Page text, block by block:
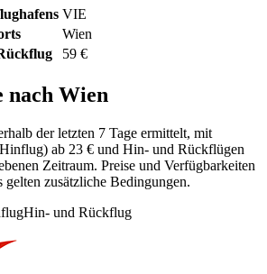
VIE
Wien
59 €
nach Wien
der letzten 7 Tage ermittelt, mit
ab 23 € und Hin- und Rückflügen
Zeitraum. Preise und Verfügbarkeiten
gelten zusätzliche Bedingungen.
Hin- und Rückflug